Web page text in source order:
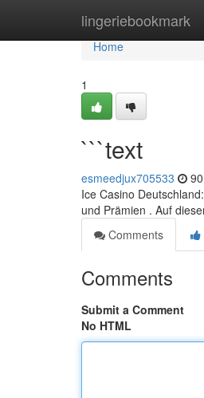
lingeriebookmark
Home
Home
1
```text
esmeedjux705533
Ice Casino
und Prämien . Auf
Comments
Comments
Submit a Comment
No HTML